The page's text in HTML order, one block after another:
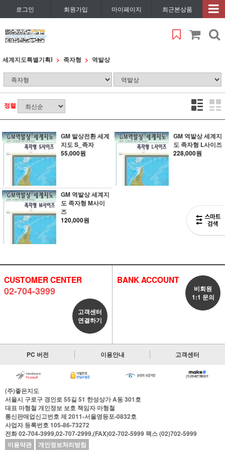
로그인 회원가입 마이페이지 최근본상품
세계지도특별기획Ⅰ 족자형 역발상
정렬
GM 발상전환 세계
지도 S_족자
55,000원
GM 역발상 세계지
도 족자형 L사이즈
228,000원
GM 역발상 세계지
도 족자형 M사이
즈
120,000원
CUSTOMER CENTER
02-704-3999
고객센터
연결하기
BANK ACCOUNT
비회원
1:1 문의
PC 버전 이용안내 고객센터
(주)좋은지도
서울시 구로구 경인로 55길 51 한성상가 A동 301호
대표 마형철 개인정보 보호 책임자마형철
통신판매업신고번호제 2011-서울영등포-0832호
사업자 등록번호105-86-73272
전화02-704-3999,02-707-2999,(FAX)02-702-5999팩스(02)702-5999
이용약관
개인정보처리방침